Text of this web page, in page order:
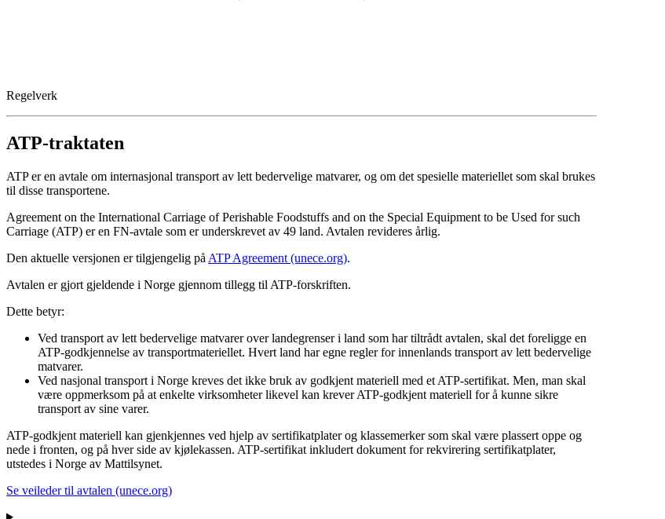
Regelverk
ATP-traktaten
ATP er en avtale om internasjonal transport av lett bedervelige matvarer, og om det spesielle materiellet som skal brukes
til disse transportene.
Agreement on the International Carriage of Perishable Foodstuffs and on the Special Equipment to be Used for such
Carriage (ATP) er en FN-avtale som er underskrevet av 49 land. Avtalen revideres årlig.
Den aktuelle versjonen er tilgjengelig på ATP Agreement (unece.org).
Avtalen er gjort gjeldende i Norge gjennom tillegg til ATP-forskriften.
Dette betyr:
Ved transport av lett bedervelige matvarer over landegrenser i land som har tiltrådt avtalen, skal det foreligge en
ATP-godkjennelse av transportmateriellet. Hvert land har egne regler for innenlands transport av lett bedervelige
matvarer.
Ved nasjonal transport i Norge kreves det ikke bruk av godkjent materiell med et ATP-sertifikat. Men, man skal
være oppmerksom på at enkelte virksomheter likevel kan krever ATP-godkjent materiell for å kunne sikre
transport av sine varer.
ATP-godkjent materiell kan gjenkjennes ved hjelp av sertifikatplater og klassemerker som skal være plassert oppe og
nede i fronten, og på hver side av kjølekassen. ATP-sertifikat inkludert dokument for rekvirering sertifikatplater,
utstedes i Norge av Mattilsynet.
Se veileder til avtalen (unece.org)